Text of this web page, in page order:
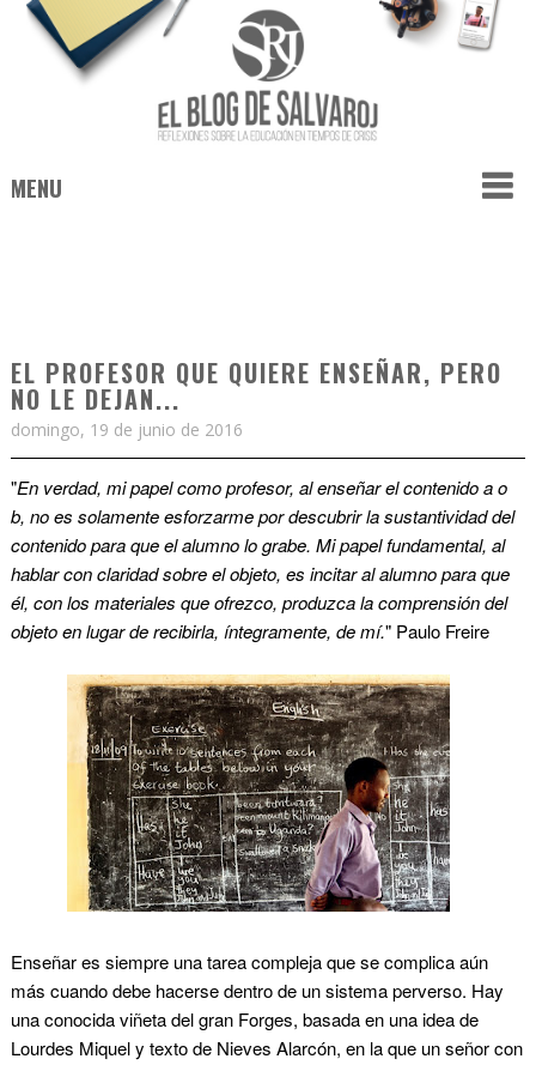
MENU
EL PROFESOR QUE QUIERE ENSEÑAR, PERO
NO LE DEJAN...
domingo, 19 de junio de 2016
"En verdad, mi papel como profesor, al enseñar el contenido a o
b, no es solamente esforzarme por descubrir la sustantividad del
contenido para que el alumno lo grabe. Mi papel fundamental, al
hablar con claridad sobre el objeto, es incitar al alumno para que
él, con los materiales que ofrezco, produzca la comprensión del
objeto en lugar de recibirla, íntegramente, de mí." Paulo Freire
Enseñar es siempre una tarea compleja que se complica aún
más cuando debe hacerse dentro de un sistema perverso. Hay
una conocida viñeta del gran Forges, basada en una idea de
Lourdes Miquel y texto de Nieves Alarcón, en la que un señor con